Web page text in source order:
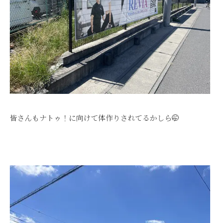
皆さんもナトゥ！に向けて体作りされてるかしら🤭